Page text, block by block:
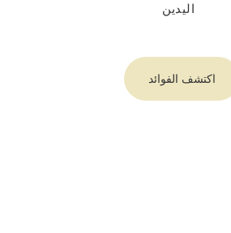
اليدين
اكتشف الفوائد